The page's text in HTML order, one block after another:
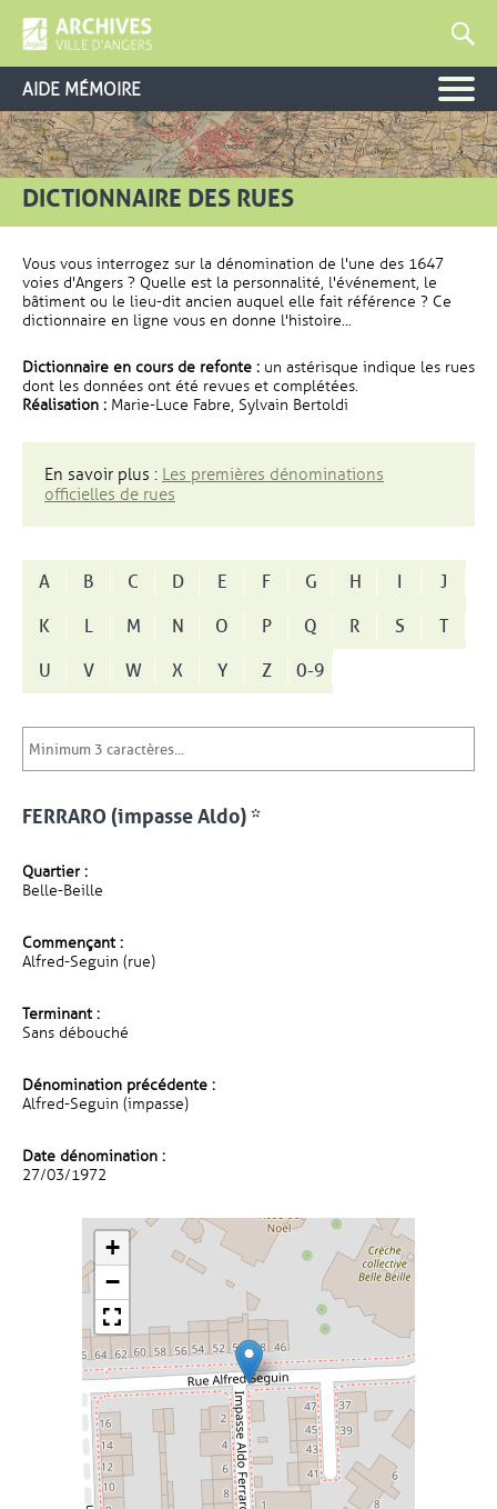
AIDE MÉMOIRE
DICTIONNAIRE DES RUES
Vous vous interrogez sur la dénomination de l'une des 1647
voies d'Angers ? Quelle est la personnalité, l'événement, le
bâtiment ou le lieu-dit ancien auquel elle fait référence ? Ce
dictionnaire en ligne vous en donne l'histoire...
Dictionnaire en cours de refonte : un astérisque indique les rues
dont les données ont été revues et complétées.
Réalisation : Marie-Luce Fabre, Sylvain Bertoldi
En savoir plus : Les premières dénominations
officielles de rues
A B C D E F G H I
J
K
L M N O P Q R S
T
U
V W X Y Z 0-9
FERRARO (impasse Aldo) *
Quartier :
Belle-Beille
Commençant :
Alfred-Seguin (rue)
Terminant :
Sans débouché
Dénomination précédente :
Alfred-Seguin (impasse)
Date dénomination :
27/03/1972
+
−